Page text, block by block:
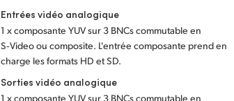
Entrées vidéo analogique
1 x composante YUV sur 3 BNCs commutable en
S‑Video ou composite. L'entrée composante prend en
charge les formats HD et SD.
Sorties vidéo analogique
1 x composante YUV sur 3 BNCs commutable en